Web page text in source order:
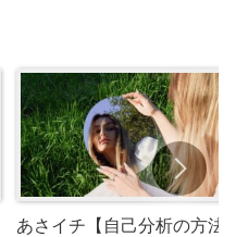
あさイチ【自己分析の方法